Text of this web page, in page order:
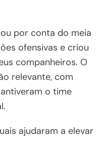
por conta do meia
ofensivas e criou
companheiros. O
relevante, com
o time
ajudaram a elevar